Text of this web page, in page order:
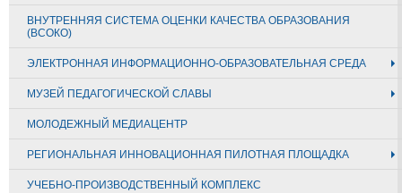
ВНУТРЕННЯЯ СИСТЕМА ОЦЕНКИ КАЧЕСТВА ОБРАЗОВАНИЯ
(ВСОКО)
ЭЛЕКТРОННАЯ ИНФОРМАЦИОННО-ОБРАЗОВАТЕЛЬНАЯ СРЕДА
МУЗЕЙ ПЕДАГОГИЧЕСКОЙ СЛАВЫ
МОЛОДЕЖНЫЙ МЕДИАЦЕНТР
РЕГИОНАЛЬНАЯ ИННОВАЦИОННАЯ ПИЛОТНАЯ ПЛОЩАДКА
УЧЕБНО-ПРОИЗВОДСТВЕННЫЙ КОМПЛЕКС